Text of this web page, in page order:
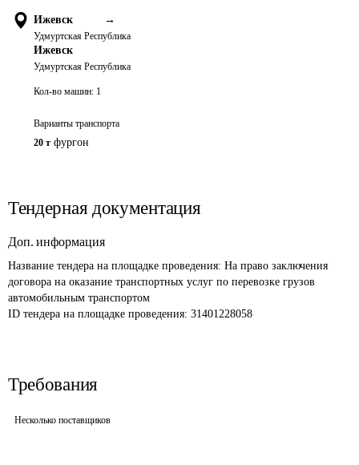
Ижевск →
Удмуртская Республика
Ижевск
Удмуртская Республика
Кол-во машин: 1
Варианты транспорта
20 т фургон
Тендерная документация
Доп. информация
Название тендера на площадке проведения: На право заключения
договора на оказание транспортных услуг по перевозке грузов
автомобильным транспортом
ID тендера на площадке проведения: 31401228058
Требования
Несколько поставщиков